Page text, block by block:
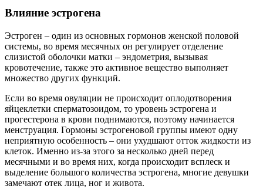
Влияние эстрогена
Эстроген – один из основных гормонов женской половой
системы, во время месячных он регулирует отделение
слизистой оболочки матки – эндометрия, вызывая
кровотечение, также это активное вещество выполняет
множество других функций.
Если во время овуляции не происходит оплодотворения
яйцеклетки сперматозоидом, то уровень эстрогена и
прогестерона в крови поднимаются, поэтому начинается
менструация. Гормоны эстрогеновой группы имеют одну
неприятную особенность – они ухудшают отток жидкости из
клеток. Именно из-за этого за несколько дней перед
месячными и во время них, когда происходит всплеск и
выделение большого количества эстрогена, многие девушки
замечают отек лица, ног и живота.